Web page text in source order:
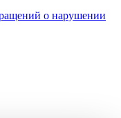
о нарушении